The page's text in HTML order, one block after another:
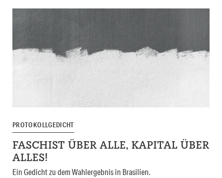
PROTOKOLLGEDICHT
FASCHIST ÜBER ALLE, KAPITAL ÜBER
ALLES!
Ein Gedicht zu dem Wahlergebnis in Brasilien.